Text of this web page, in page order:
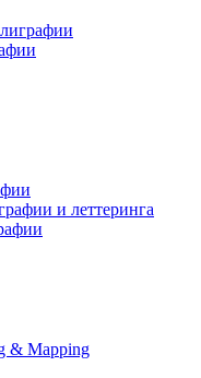
и леттеринга
& Mapping